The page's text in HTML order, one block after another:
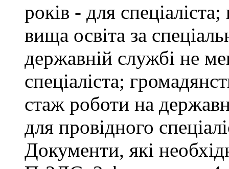
років - для
вища освіта за
державній службі не
спеціаліста;
стаж роботи на
для провідного
Документи, які